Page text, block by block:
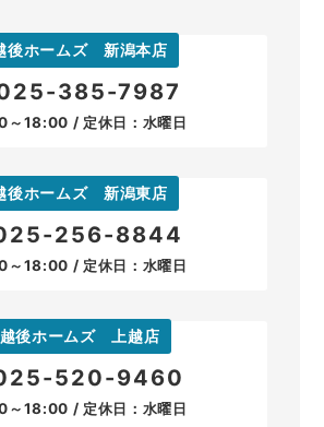
後ホームズ 新潟本店
385-7987
～18:00 / 定休日：水曜日
後ホームズ 新潟東店
256-8844
～18:00 / 定休日：水曜日
越後ホームズ 上越店
520-9460
～18:00 / 定休日：水曜日